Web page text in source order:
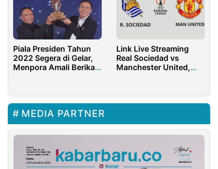
Piala Presiden Tahun
2022 Segera di Gelar,
Menpora Amali Berikan
Link Live Streaming
Real Sociedad vs
Manchester United,
MEDIA PARTNER